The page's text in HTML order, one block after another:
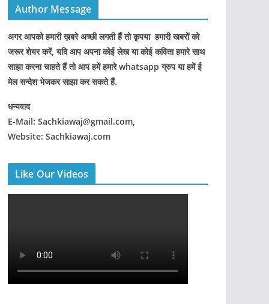
Author Message
अगर आपको हमारी ख़बरे अच्छी लगती हैं तो कृपया हमारी खबरों को
जरूर शेयर करें, यदि आप अपना कोई लेख या कोई कविता हमारे साथ
साझा करना चाहते हैं तो आप हमें हमारे whatsapp ग्रुप या हमें ई
मेल सन्देश भेजकर साझा कर सकते हैं.
धन्यवाद
E-Mail: Sachkiawaj@gmail.com,
Website: Sachkiawaj.com
Like Our Videos